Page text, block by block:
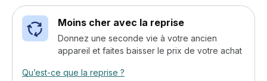
Moins cher avec la reprise
Donnez une seconde vie à votre ancien
appareil et faites baisser le prix de votre achat
Qu’est-ce que la reprise ?